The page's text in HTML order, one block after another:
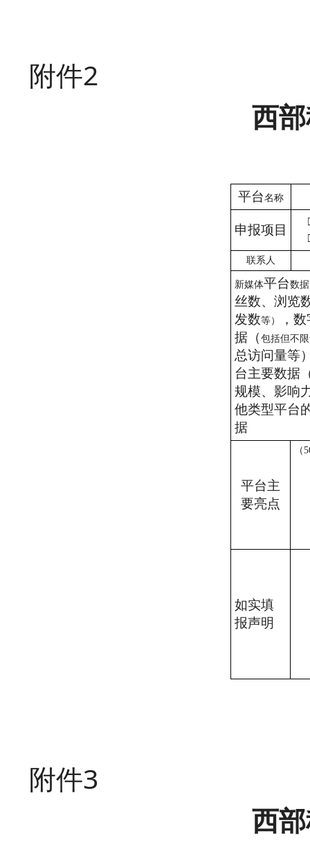
附件2
西
平台名称
申报项目
联系人
新媒体平台数
丝数、浏览
发数等） ， 数
据（ 包括但不
总访问量等
台主要数据
规模、影响
他类型平台
据
平台主
要亮点
（
如实填
报声明
附件3
西